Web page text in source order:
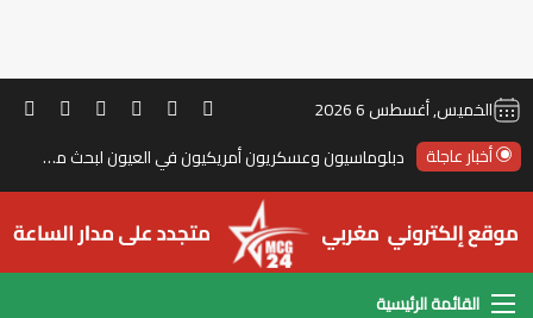
الخميس, أغسطس 6 2026 ‫YouTubeانستقرام ‫TikTok
ملخص الموقع RSS
أخبار عاجلة
القائمة